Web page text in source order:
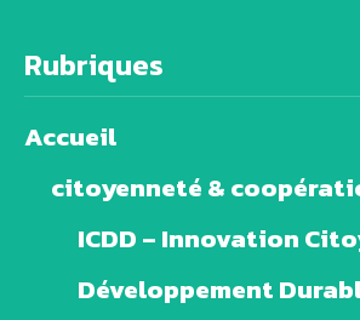
Rubriques
Accueil
citoyenneté &
ICDD – Innovation
Développement